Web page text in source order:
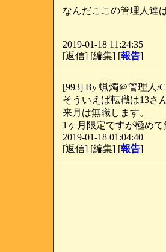
なんだここの管理人達
2019-01-18 11:24:35
[返信] [編集] [報告]
[993] By 蝋燭＠管理人/
そういえば転職は13さ
来月は無職します。
1ヶ月限定ですが極め
2019-01-18 01:04:40
[返信] [編集] [報告]